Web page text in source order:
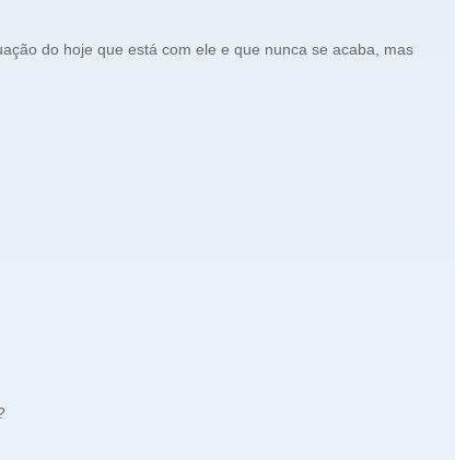
do hoje que está com ele e que nunca se acaba, mas